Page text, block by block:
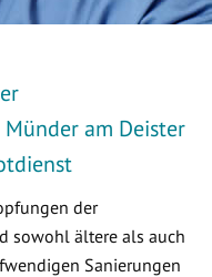
am Deister
der
sowohl ältere als auch
Sanierungen